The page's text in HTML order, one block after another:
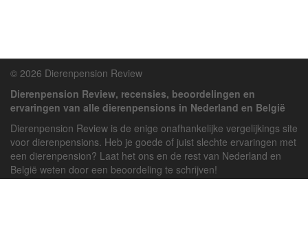
© 2026 Dierenpension Review
Dierenpension Review, recensies, beoordelingen en
ervaringen van alle dierenpensions in Nederland en België
Dierenpension Review is de enige onafhankelijke vergelijkings site
voor dierenpensions. Heb je goede of juist slechte ervaringen met
een dierenpension? Laat het ons en de rest van Nederland en
België weten door een beoordeling te schrijven!